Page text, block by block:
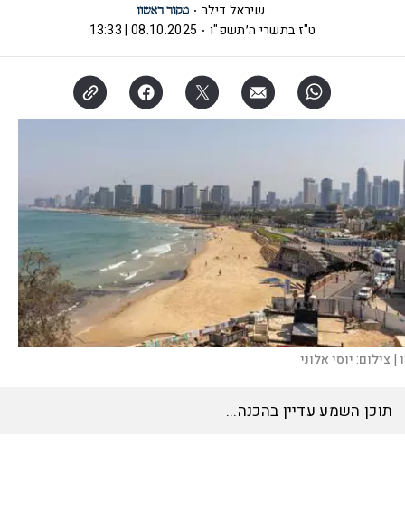
שיראל דילר
ט"ז בתשרי ה׳תשפ"ו
08.10.2025 | 13:33
| צילום:יוסי אלוני
תוכן השמע עדיין בהכנה...